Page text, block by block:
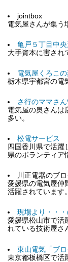
jointbox
電気屋さんが集う
亀戸５丁目中
大手資本に害され
電気屋くろこ
栃木県宇都宮の
さ行のママさ
電気屋の奥さんは
多い。
松電サービス
四国香川県で活躍
県のボランティア
川正電器のブ
愛媛県の電気屋仲
活躍されています。
現場より・・
愛媛県松山市で
れている技術屋さ
東山電気「ブロ
東京都板橋区で